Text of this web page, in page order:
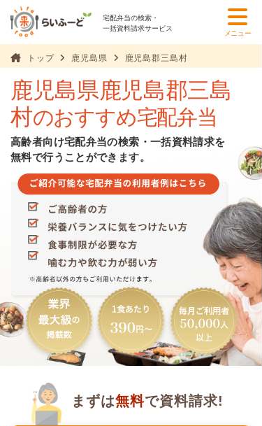
宅配弁当の検索・
一括資料請求サービス
メニュー
トップ 鹿児島県 鹿児島郡三島村
鹿児島県鹿児島郡三島
村のおすすめ宅配弁当
高齢者向け宅配弁当の検索・一括資料請求を
無料で行うことができます。
まずは無料で資料請求!